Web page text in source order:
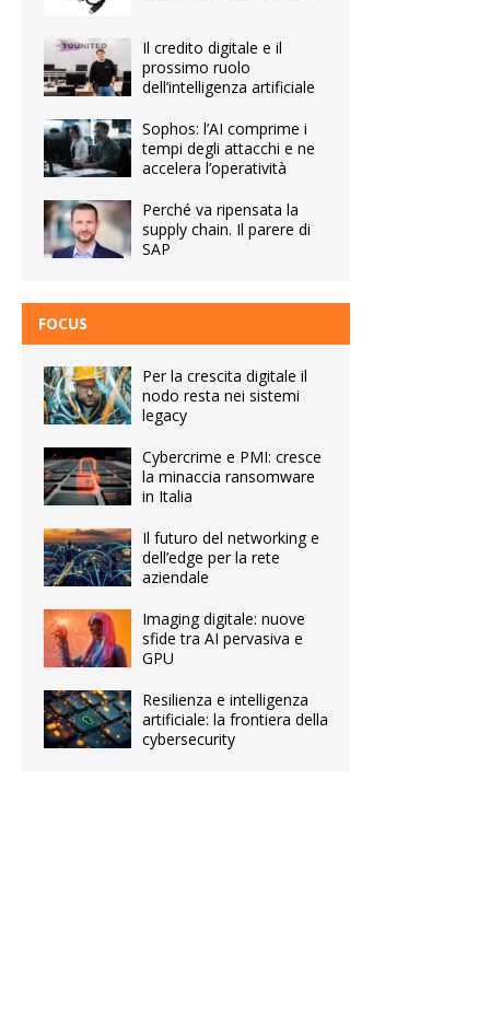
Il credito digitale e il
prossimo ruolo
dell’intelligenza artificiale
Sophos: l’AI comprime i
tempi degli attacchi e ne
accelera l’operatività
Perché va ripensata la
supply chain. Il parere di
SAP
FOCUS
Per la crescita digitale il
nodo resta nei sistemi
legacy
Cybercrime e PMI: cresce
la minaccia ransomware
in Italia
Il futuro del networking e
dell’edge per la rete
aziendale
Imaging digitale: nuove
sfide tra AI pervasiva e
GPU
Resilienza e intelligenza
artificiale: la frontiera della
cybersecurity